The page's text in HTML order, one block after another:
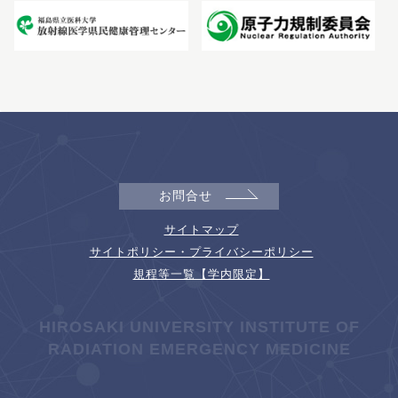
お問合せ
サイトマップ
サイトポリシー・プライバシーポリシー
規程等一覧【学内限定】
HIROSAKI UNIVERSITY INSTITUTE OF
RADIATION EMERGENCY MEDICINE